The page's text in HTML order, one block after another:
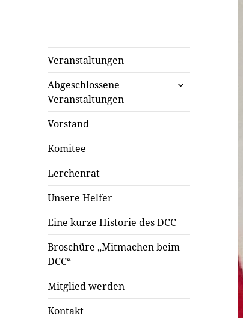
Veranstaltungen
Abgeschlossene
Veranstaltungen
untermenü
Vorstand
Komitee
Lerchenrat
Unsere Helfer
Eine kurze Historie des DCC
Broschüre „Mitmachen beim
DCC“
Mitglied werden
Kontakt